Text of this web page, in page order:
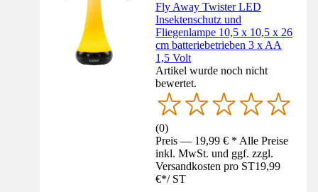
Fly Away Twister LED
Insektenschutz und
Fliegenlampe 10,5 x 10,5 x 26
cm batteriebetrieben 3 x AA
1,5 Volt
Artikel wurde noch nicht
bewertet.
(0)
Preis — 19,99 € * Alle Preise
inkl. MwSt. und ggf. zzgl.
Versandkosten pro ST19,99
€*/ ST